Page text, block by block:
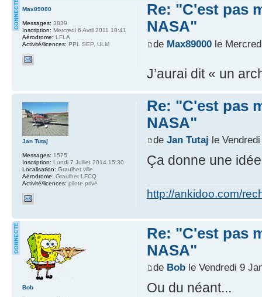
Re: "C'est pas
NASA"
de Max89000le
J’aurai dit « un
Max89000
Messages: 3839
Inscription: Mercredi 6 Avril 2011 18:41
Aérodrome: LFLA
Activité/licences: PPL SEP, ULM
Re: "C'est pas
NASA"
de Jan Tutaj le
Ça donne une idée
http://ankidoo.com/
Jan Tutaj
Messages: 1575
Inscription: Lundi 7 Juillet 2014 15:30
Localisation: Graulhet ville
Aérodrome: Graulhet LFCQ
Activité/licences: pilote privé
Re: "C'est pas
NASA"
de Boble Vendredi 9
Ou du néant...
Bob